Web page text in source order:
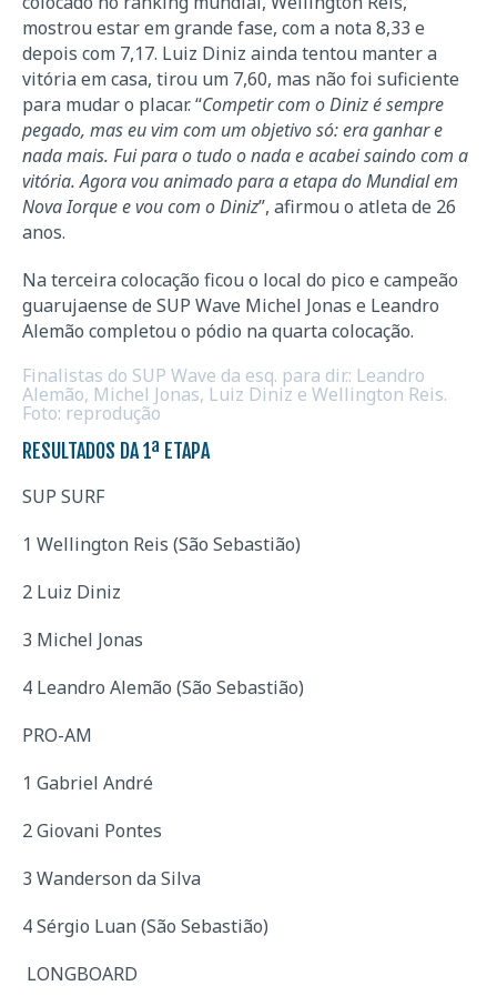
mostrou estar em grande fase, com a nota 8,33 e
depois com 7,17. Luiz Diniz ainda tentou manter a
vitória em casa, tirou um 7,60, mas não foi suficiente
para mudar o placar. “Competir com o Diniz é sempre
pegado, mas eu vim com um objetivo só: era ganhar e
nada mais. Fui para o tudo o nada e acabei saindo com a
vitória. Agora vou animado para a etapa do Mundial em
Nova Iorque e vou com o Diniz”, afirmou o atleta de 26
anos.
Na terceira colocação ficou o local do pico e campeão
guarujaense de SUP Wave Michel Jonas e Leandro
Alemão completou o pódio na quarta colocação.
Finalistas do SUP Wave da esq. para dir.: Leandro
Alemão, Michel Jonas, Luiz Diniz e Wellington Reis.
Foto: reprodução
RESULTADOS DA 1ª ETAPA
SUP SURF
1 Wellington Reis (São Sebastião)
2 Luiz Diniz
3 Michel Jonas
4 Leandro Alemão (São Sebastião)
PRO-AM
1 Gabriel André
2 Giovani Pontes
3 Wanderson da Silva
4 Sérgio Luan (São Sebastião)
LONGBOARD